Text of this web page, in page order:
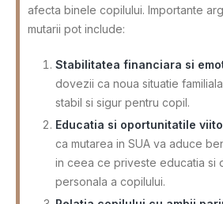
afecta binele copilului. Importante
mutarii pot include:
Stabilitatea financiara si
dovezii ca noua situatie
stabil si sigur pentru copil.
Educatia si oportunitatile
ca mutarea in SUA va aduce
in ceea ce priveste educatia si
personala a copilului.